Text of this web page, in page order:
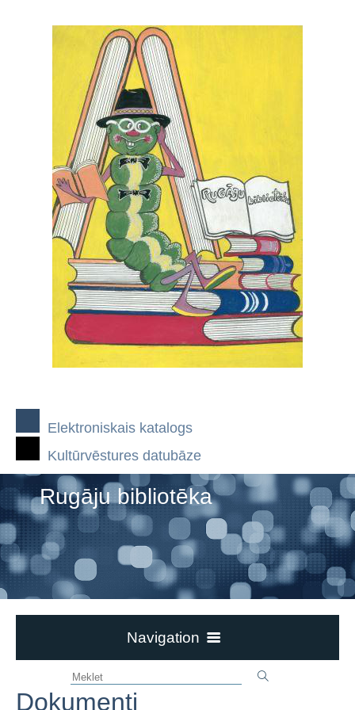
Elektroniskais katalogs
Kultūrvēstures datubāze
Rugāju bibliotēka
Navigation
Bibliotēka piedāvā
Dokumenti